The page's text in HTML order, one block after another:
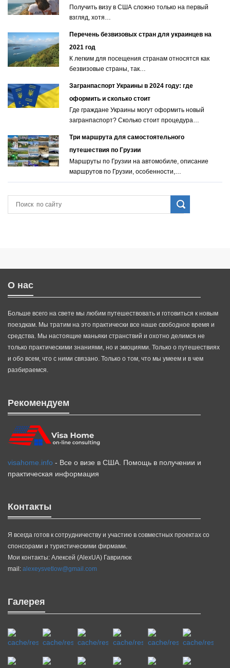
Получить визу в США сложно только на первый
взгляд, хотя…
Перечень безвизовых стран для украинцев на
2021 год
К легким для посещения странам относятся как
безвизовые страны, так…
Загранпаспорт Украины в 2024 году: где
оформить и сколько стоит
Где граждане Украины могут оформить новый
загранпаспорт? Сколько стоит процедура…
Три маршрута для самостоятельного
путешествия по Грузии
Маршруты по Грузии на автомобиле, описание
маршрутов по Грузии, особенности,…
О нас
Больше всего на свете мы любим путешествовать и готовиться к новым
поездкам. Мы тратим на это практически все наше свободное время и
средства. Мы настоящие маньяки странствий и охотно делимся не
только практическими знаниями, но и эмоциями. Только о путешествиях
и обо всем, что с ними связано. Только о том, что мы умеем и в чем
разбираемся.
Рекомендуем
visahome.info - Все о визе в США. Помощь в получении и
практическая информация
Контакты
Я всегда готов к сотрудничеству и участию в совместных проектах со
спонсорами и туристическими фирмами.
Мои контакты: Алексей (AlexUA) Гаврилюк
mail: alexeysvetlow@gmail.com
Галерея